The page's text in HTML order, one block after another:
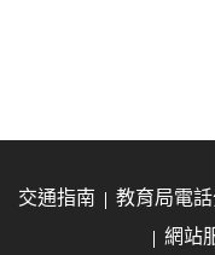
交通指南 教育局電
網站